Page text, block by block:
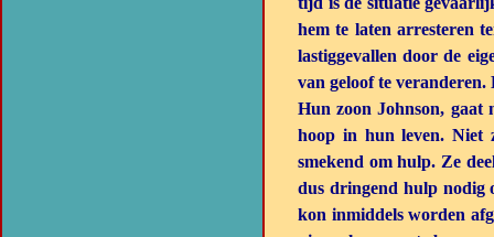
hem te laten arresteren
lastiggevallen door de
van geloof te
Hun zoon Johnson, gaat
hoop in hun leven. Niet
smekend om hulp. Ze
dus dringend hulp nodig
kon inmiddels worden